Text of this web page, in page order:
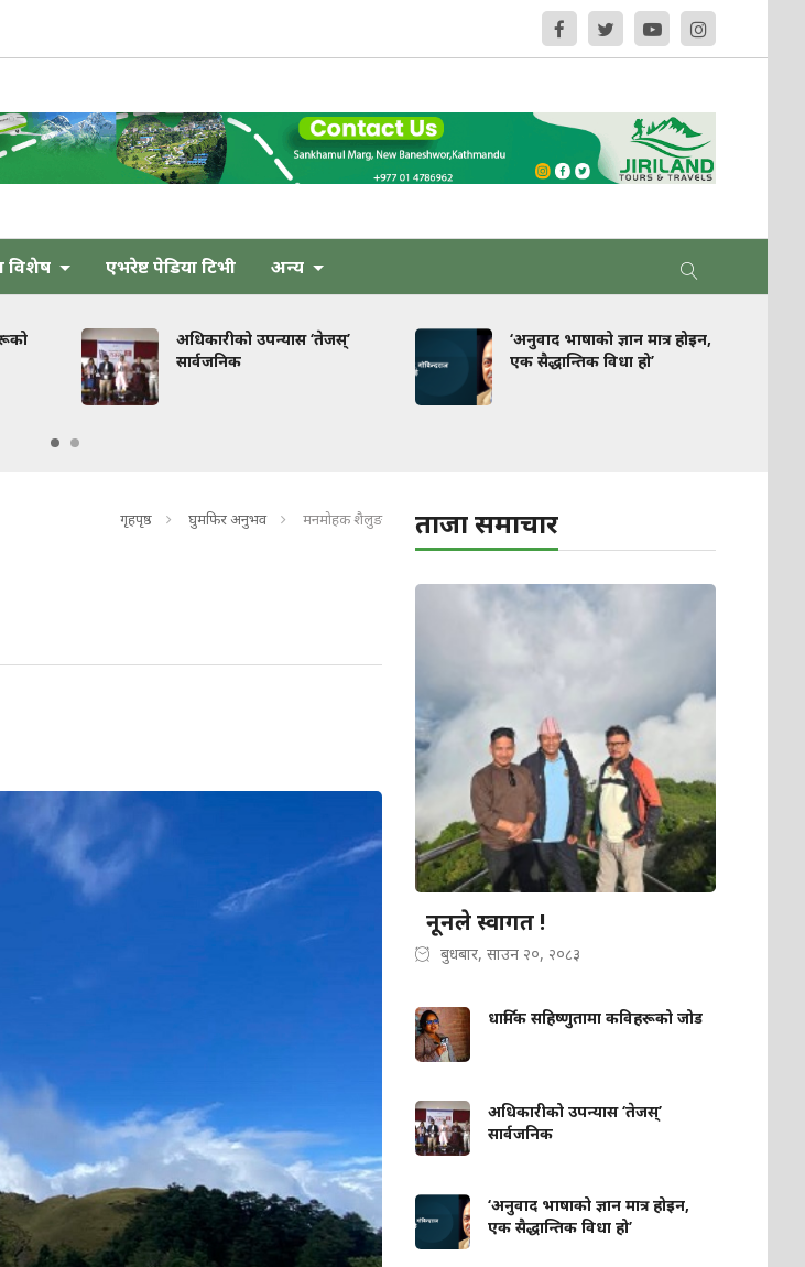
विशेष एभरेष्ट पेडिया टिभी अन्य
अधिकारीको उपन्यास ‘तेजस्’
सार्वजनिक
‘अनुवाद भाषाको ज्ञान मात्र होइन,
एक सैद्धान्तिक विधा हो’
घरपझोङ : स्वर्गको
गृहपृष्ठ घुमफिर अनुभव मनमोहक शैलुङ ताजा समाचार
नूनले स्वागत !
बुधबार, साउन २०, २०८३
धार्मिक सहिष्णुतामा कविहरूको जोड
अधिकारीको उपन्यास ‘तेजस्’
सार्वजनिक
‘अनुवाद भाषाको ज्ञान मात्र होइन,
एक सैद्धान्तिक विधा हो’